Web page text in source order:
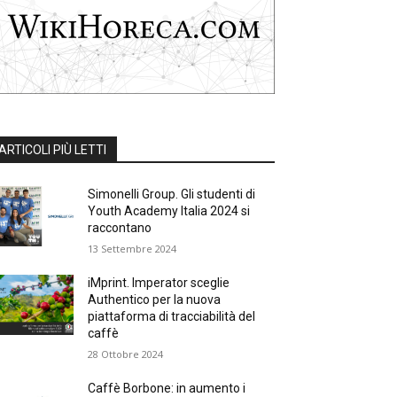
PIÙ LETTI
Simonelli Group. Gli studenti di
Youth Academy Italia 2024 si
raccontano
13 Settembre 2024
iMprint. Imperator sceglie
Authentico per la nuova
piattaforma di tracciabilità del
caffè
28 Ottobre 2024
Caffè Borbone: in aumento i